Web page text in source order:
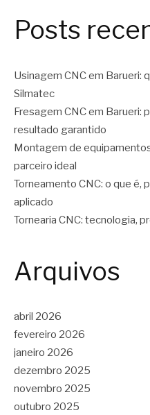
Posts
Usinagem CNC em Barueri:
Silmatec
Fresagem CNC em Barueri:
resultado garantido
Montagem de
parceiro ideal
Torneamento CNC: o que é,
aplicado
Tornearia CNC: tecnologia,
Arquivos
abril 2026
fevereiro 2026
janeiro 2026
dezembro 2025
novembro 2025
outubro 2025